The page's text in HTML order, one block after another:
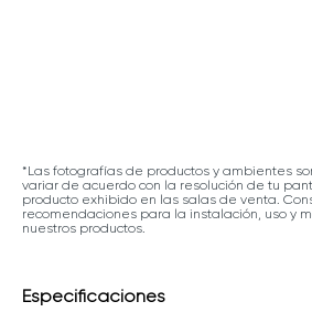
*Las fotografías de productos y ambientes
variar de acuerdo con la resolución de tu
producto exhibido en las salas de venta.
recomendaciones para la instalación, uso y
nuestros productos.
Especificaciones